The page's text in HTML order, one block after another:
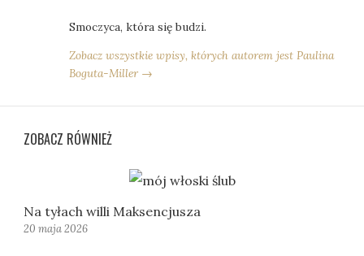
Smoczyca, która się budzi.
Zobacz wszystkie wpisy, których autorem jest Paulina
Boguta-Miller →
ZOBACZ RÓWNIEŻ
Na tyłach willi Maksencjusza
20 maja 2026